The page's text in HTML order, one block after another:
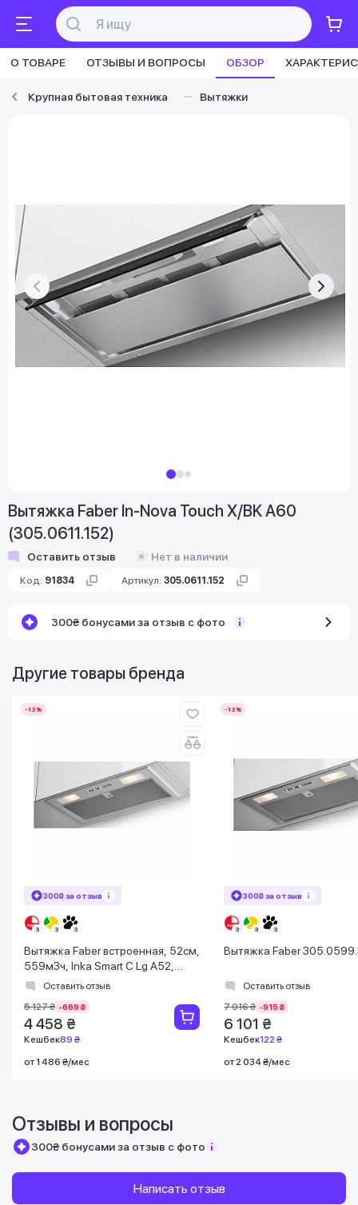
О ТОВАРЕ ОТЗЫВЫ И ВОПРОСЫ ОБЗОР
Крупная бытовая техника Вытяжки
Вытяжка Faber In-Nova Touch X/BK A60
(305.0611.152)
Оставить отзыв Нет в наличии
Код: 91834 Артикул: 305.0611.152
300₴ бонусами за отзыв с фото
Другие товары бренда
-13%
300₴ за отзыв
Вытяжка Faber встроенная, 52см,
559м3ч, Inka Smart C Lg A52,
светло серый
Оставить отзыв
5 127 ₴ -669 ₴
4 458 ₴
Кешбек89 ₴
от 1 486 ₴/мес
-13%
300₴ за отзыв
Вытяжка Faber
Оставить отзыв
7 016 ₴ -915 ₴
6 101 ₴
Кешбек122 ₴
от 2 034 ₴/мес
Отзывы и вопросы
300₴ бонусами за отзыв с фото
Написать отзыв